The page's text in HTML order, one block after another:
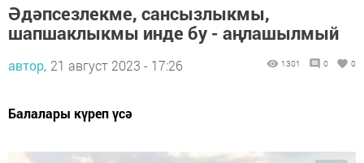
Әдәпсезлекме, сансызлыкмы,
шапшаклыкмы инде бу - аңлашылмый
автор, 21 август 2023 - 17:26 1301 0 0
Балалары күреп үсә